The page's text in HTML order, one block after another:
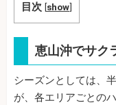
目次 [show]
恵山沖でサク
シーズンとしては、
が、各エリアごとの